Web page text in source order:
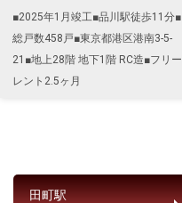
■2025年1月竣工■品川駅徒歩11分■
総戸数458戸■東京都港区港南3-5-
21■地上28階 地下1階 RC造■フリー
レント2.5ヶ月
田町駅